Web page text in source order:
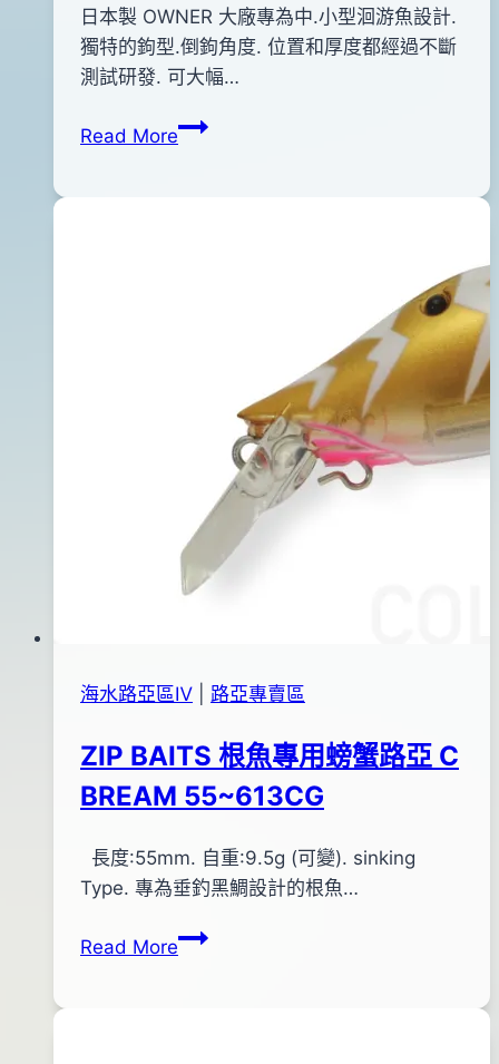
Bybc
pro-
shop
2013
年
06
28
日本製 OWNER 大廠專為中.小型洄游魚設計.
獨特的鉤型.倒鉤角度. 位置和厚度都經過不斷
測試研發. 可大幅…
Read MoreOWNER
海水路亞區Ⅳ 路亞專賣區
ZIP BAITS 根魚專用螃蟹路亞 C
BREAM 55~613CG
Bybc
pro-
2015
年
月
長度:55mm. 自重:9.5g (可變). sinking
Type. 專為垂釣黑鯛設計的根魚…
Read MoreZIP